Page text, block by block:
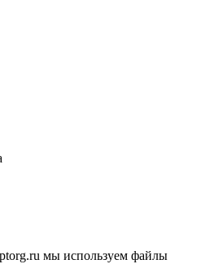
мы используем файлы